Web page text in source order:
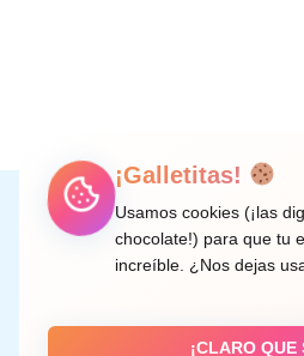
Instagram
Facebook
X Correo
C/ Doctor Rodríguez de la
¡Galletitas!
Usamos cookies (¡las
chocolate!) para que tu
increíble. ¿Nos dejas
¡CLARO QUE